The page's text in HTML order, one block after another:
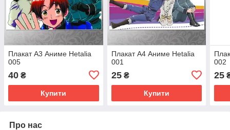
Плакат A3 Аниме Hetalia
005
40 ₴
Купити
Плакат A4 Аниме Hetalia
001
25₴
Купити
002
25
Про нас